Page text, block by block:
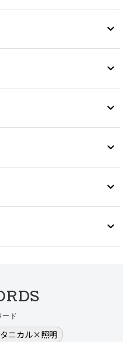
ード
ニカル×照明